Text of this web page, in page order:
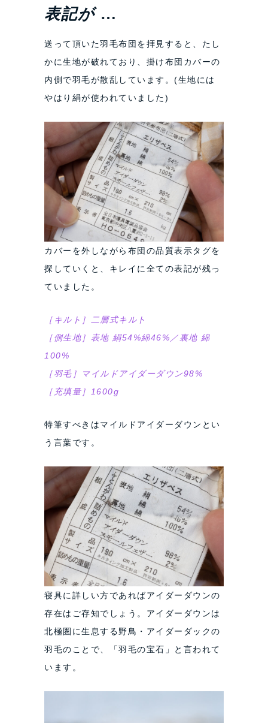
表記が…
送って頂いた羽毛布団を拝見すると、たし
かに生地が破れており、掛け布団カバーの
内側で羽毛が散乱しています。(生地には
やはり絹が使われていました)
カバーを外しながら布団の品質表示タグを
探していくと、キレイに全ての表記が残っ
ていました。
［キルト］二層式キルト
［側生地］表地 絹54%綿46%／裏地 綿
100%
［羽毛］マイルドアイダーダウン98%
［充填量］1600g
特筆すべきはマイルドアイダーダウンとい
う言葉です。
寝具に詳しい方であればアイダーダウンの
存在はご存知でしょう。アイダーダウンは
北極圏に生息する野鳥・アイダーダックの
羽毛のことで、「羽毛の宝石」と言われて
います。